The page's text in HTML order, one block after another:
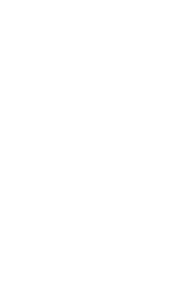
khí Fusheng FVA-50
bình trước khi bảo
để kéo dài tuổi thọ và
bình chứa khí để
không dầu